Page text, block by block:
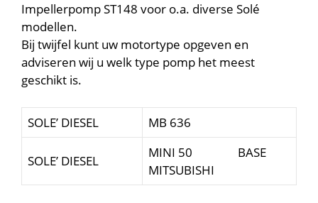
Impellerpomp ST148 voor o.a. diverse Solé
modellen.
Bij twijfel kunt uw motortype opgeven en
adviseren wij u welk type pomp het meest
geschikt is.
SOLE’ DIESEL MB 636
SOLE’ DIESEL
MINI 50 BASE
MITSUBISHI